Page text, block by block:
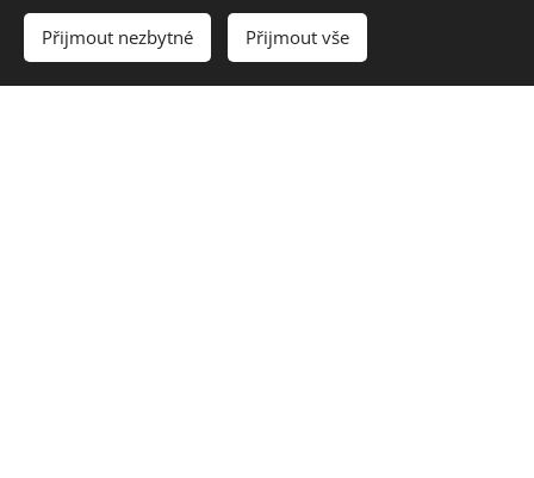
Vytvořte si webové stránky zdarma!
Přijmout nezbytné Přijmout vše